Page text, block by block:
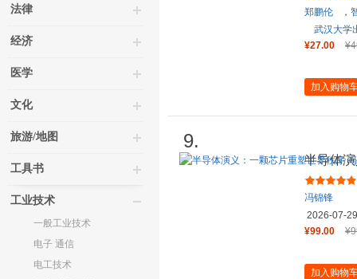
法律
经济
医学
文化
旅游/地图
工具书
工业技术
一般工业技术
电子 通信
电工技术
郑鹏伦 ，
武汉大学
¥27.00
加入购物
9.
半导体
锋 半导
冯锦锋
2026-07-29
¥99.00
加入购物